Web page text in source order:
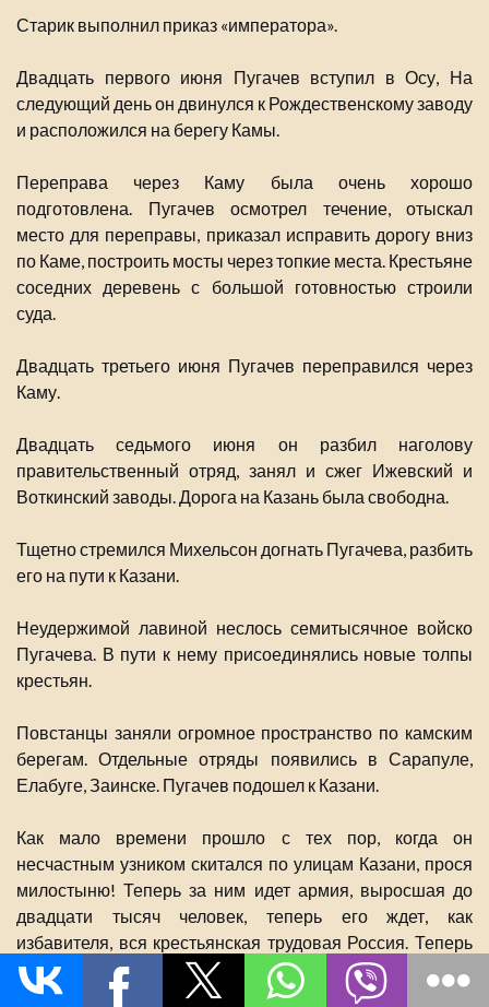
Старик выполнил приказ «императора».
Двадцать первого июня Пугачев вступил в Осу, На
следующий день он двинулся к Рождественскому заводу
и расположился на берегу Камы.
Переправа через Каму была очень хорошо
подготовлена. Пугачев осмотрел течение, отыскал
место для переправы, приказал исправить дорогу вниз
по Каме, построить мосты через топкие места. Крестьяне
соседних деревень с большой готовностью строили
суда.
Двадцать третьего июня Пугачев переправился через
Каму.
Двадцать седьмого июня он разбил наголову
правительственный отряд, занял и сжег Ижевский и
Воткинский заводы. Дорога на Казань была свободна.
Тщетно стремился Михельсон догнать Пугачева, разбить
его на пути к Казани.
Неудержимой лавиной неслось семитысячное войско
Пугачева. В пути к нему присоединялись новые толпы
крестьян.
Повстанцы заняли огромное пространство по камским
берегам. Отдельные отряды появились в Сарапуле,
Елабуге, Заинске. Пугачев подошел к Казани.
Как мало времени прошло с тех пор, когда он
несчастным узником скитался по улицам Казани, прося
милостыню! Теперь за ним идет армия, выросшая до
двадцати тысяч человек, теперь его ждет, как
избавителя, вся крестьянская трудовая Россия. Теперь
он уже не безвестный забитый казак: перед ним
трепещет сама императрица, генералы, помещики,